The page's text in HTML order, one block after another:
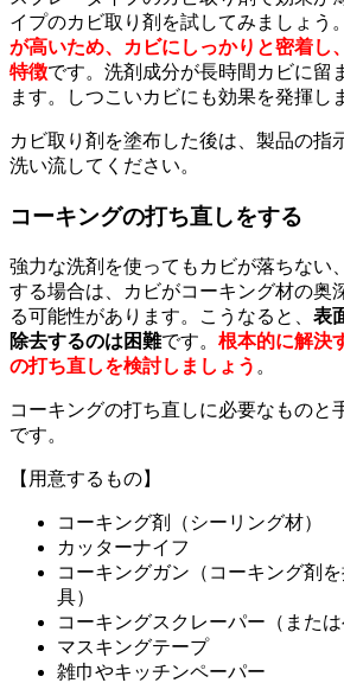
イプのカビ取り剤を試してみましょう。
が高いため、カビにしっかりと密着し
特徴です。洗剤成分が長時間カビに留
ます。しつこいカビにも効果を発揮し
カビ取り剤を塗布した後は、製品の指
洗い流してください。
コーキングの打ち直しをする
強力な洗剤を使ってもカビが落ちない
する場合は、カビがコーキング材の奥
る可能性があります。こうなると、 表
除去するのは困難です。 根本的に解決
の打ち直しを検討しましょう 。
コーキングの打ち直しに必要なものと
です。
【用意するもの】
コーキング剤（シーリング材）
カッターナイフ
コーキングガン（コーキング剤
具）
コーキングスクレーパー（または
マスキングテープ
雑巾やキッチンペーパー